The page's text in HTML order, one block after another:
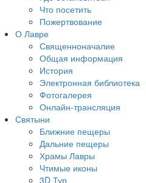
Что посетить
Пожертвование
О Лавре
Священноначалие
Общая информация
История
Электронная библиотека
Фотогалерея
Онлайн-трансляция
Святыни
Ближние пещеры
Дальние пещеры
Храмы Лавры
Чтимые иконы
3D Тур